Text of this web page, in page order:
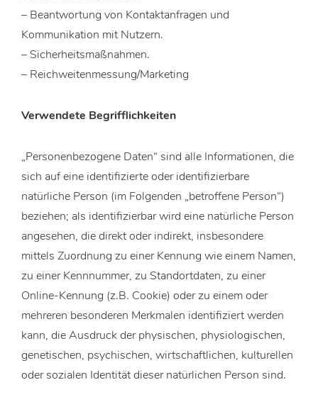
– Beantwortung von Kontaktanfragen und
Kommunikation mit Nutzern.
– Sicherheitsmaßnahmen.
– Reichweitenmessung/Marketing
Verwendete Begrifflichkeiten
„Personenbezogene Daten“ sind alle Informationen, die
sich auf eine identifizierte oder identifizierbare
natürliche Person (im Folgenden „betroffene Person“)
beziehen; als identifizierbar wird eine natürliche Person
angesehen, die direkt oder indirekt, insbesondere
mittels Zuordnung zu einer Kennung wie einem Namen,
zu einer Kennnummer, zu Standortdaten, zu einer
Online-Kennung (z.B. Cookie) oder zu einem oder
mehreren besonderen Merkmalen identifiziert werden
kann, die Ausdruck der physischen, physiologischen,
genetischen, psychischen, wirtschaftlichen, kulturellen
oder sozialen Identität dieser natürlichen Person sind.